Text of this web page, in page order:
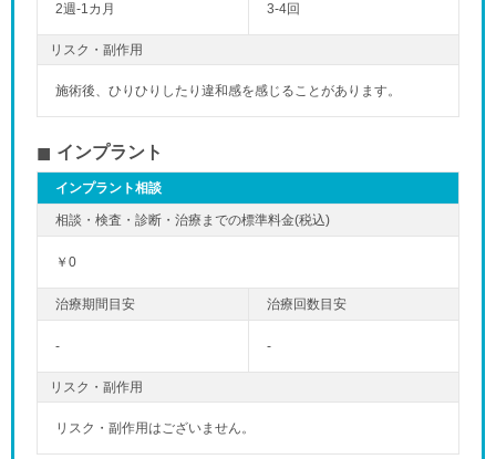
2週-1カ月 3-4回
リスク・副作用
施術後、ひりひりしたり違和感を感じることがあります。
インプラント
インプラント相談
￥0
- -
リスク・副作用
リスク・副作用はございません。